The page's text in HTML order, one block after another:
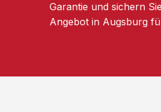
Garantie und sichern
Angebot in Augsburg